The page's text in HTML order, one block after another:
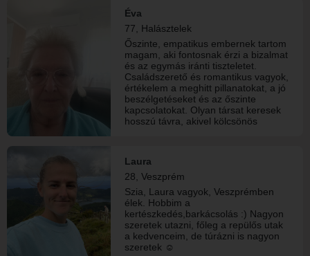
belőlem. Éppen ezért vagyok itt.
Szeretnék kiszakadni ebből a nehéz,
monoton és magányos
mókuskerékből. Nem futó kalandot
vagy új családot keresek, hanem egy
biztos pontot: egy igazi lelkitársat,
egy szövetségest. Valakit, akivel
kölcsönös tisztelet, becsület és
maximális őszinteség mellett
megoszthatjuk egymással a
gondokat, de az élet szép pillanatait
is.Bár az időm rendkívül kevés és
Imádok művelődni, elveszni a
gasztronómia rejtelmeiben, és a
legnagyobb rohanás közepette is
képes vagyok lelassulni – akár úgy is,
hogy a fűben fekve, csendben nézem
a csillagokat.Házasságban élek, de
érzelmileg teljesen egyedül vagyok.
Egy intelligens, megértő és diszkrét
férfit keresek, aki elf
Éva
77, Halásztelek
Őszinte, empatikus embernek tartom
magam, aki fontosnak érzi a bizalmat
és az egymás iránti tiszteletet.
Családszerető és romantikus vagyok,
értékelem a meghitt pillanatokat, a jó
beszélgetéseket és az őszinte
kapcsolatokat. Olyan társat keresek
hosszú távra, akivel kölcsönös
Laura
28, Veszprém
Szia, Laura vagyok, Veszprémben
élek. Hobbim a
kertészkedés,barkácsolás :) Nagyon
szeretek utazni, főleg a repülős utak
a kedvenceim, de túrázni is nagyon
szeretek ☺